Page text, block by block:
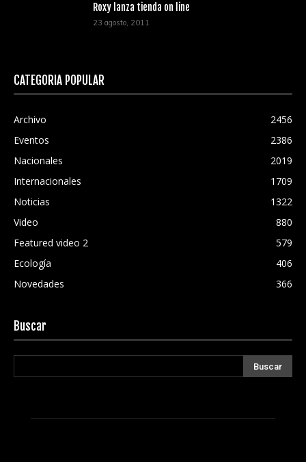
Roxy lanza tienda on line
23 agosto, 2011
CATEGORÍA POPULAR
Archivo
2456
Eventos
2386
Nacionales
2019
Internacionales
1709
Noticias
1322
Video
880
Featured video 2
579
Ecología
406
Novedades
366
Buscar